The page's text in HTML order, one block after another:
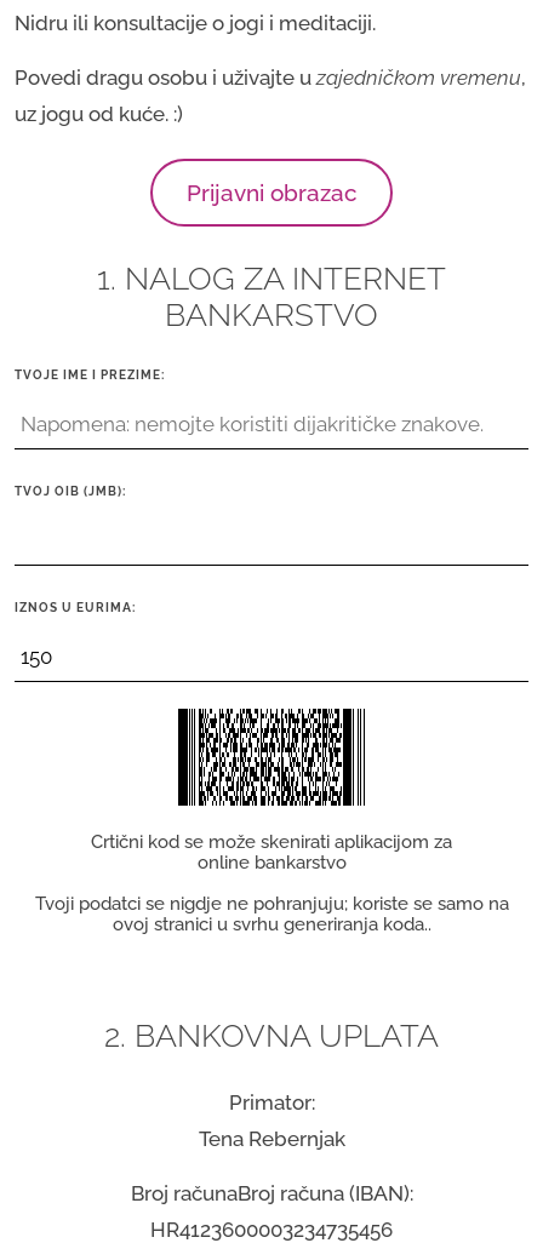
Nidru ili konsultacije o jogi i meditaciji.
Povedi dragu osobu i uživajte u zajedničkom vremenu,
uz jogu od kuće. :)
Prijavni obrazac
1. NALOG ZA INTERNET
BANKARSTVO
TVOJE IME I PREZIME:
TVOJ OIB (JMB):
IZNOS U EURIMA:
Crtični kod se može skenirati aplikacijom za
online bankarstvo
Tvoji podatci se nigdje ne pohranjuju; koriste se samo na
ovoj stranici u svrhu generiranja koda..
2. BANKOVNA UPLATA
Primator:
Tena Rebernjak
Broj računaBroj računa (IBAN):
HR4123600003234735456